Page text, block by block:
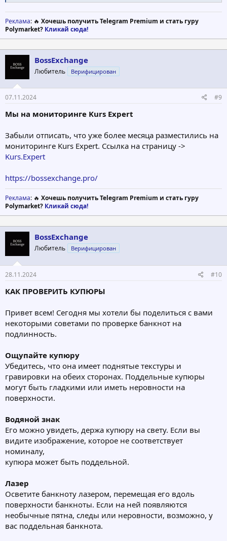
Реклама: 🔥 Хочешь получить Telegram Premium и стать гуру
Polymarket? Кликай сюда!
BossExchange
Любитель Верифицирован
07.11.2024 #9
Мы на мониторинге Kurs Expert
Забыли отписать, что уже более месяца разместились на
мониторинге Kurs Expert. Ссылка на страницу ->
Kurs.Expert
https://bossexchange.pro/
Реклама: 🔥 Хочешь получить Telegram Premium и стать гуру
Polymarket? Кликай сюда!
BossExchange
Любитель Верифицирован
28.11.2024 #10
КАК ПРОВЕРИТЬ КУПЮРЫ
Привет всем! Сегодня мы хотели бы поделиться с вами
некоторыми советами по проверке банкнот на
подлинность.
Ощупайте купюру
Убедитесь, что она имеет поднятые текстуры и
гравировки на обеих сторонах. Поддельные купюры
могут быть гладкими или иметь неровности на
поверхности.
Водяной знак
Его можно увидеть, держа купюру на свету. Если вы
видите изображение, которое не соответствует
номиналу,
купюра может быть поддельной.
Лазер
Осветите банкноту лазером, перемещая его вдоль
поверхности банкноты. Если на ней появляются
необычные пятна, следы или неровности, возможно, у
вас поддельная банкнота.